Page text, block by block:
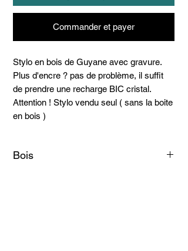
Commander et payer
Stylo en bois de Guyane avec gravure.
Plus d'encre ? pas de problème, il suffit
de prendre une recharge BIC cristal.
Attention ! Stylo vendu seul ( sans la boite
en bois )
Bois